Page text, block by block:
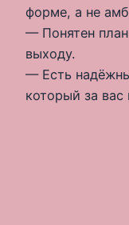
форме, а не
— Понятен
выходу.
— Есть
который за вас